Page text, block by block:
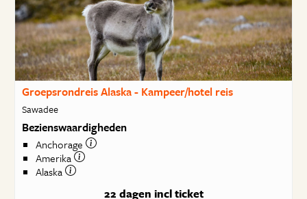
Groepsrondreis Alaska - Kampeer/hotel reis
Sawadee
Bezienswaardigheden
Anchorage
Amerika
Alaska
22 dagen incl ticket